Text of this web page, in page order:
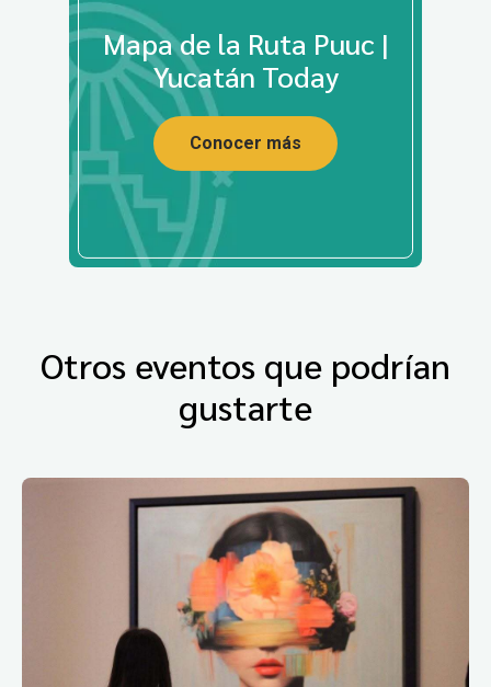
Mapa de la Ruta Puuc |
Yucatán Today
Conocer más
Otros eventos que podrían
gustarte